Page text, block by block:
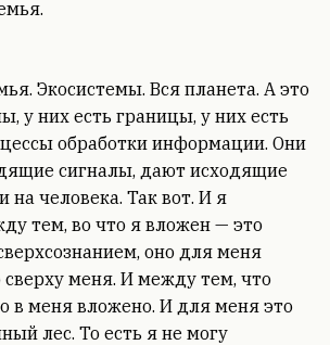
Экосистемы. Вся планета. А это
у них есть границы, у них есть
обработки информации. Они
сигналы, дают исходящие
на человека. Так вот. И я
тем, во что я вложен — это
оно для меня
сверху меня. И между тем, что
в меня вложено. И для меня это
лес. То есть я не могу